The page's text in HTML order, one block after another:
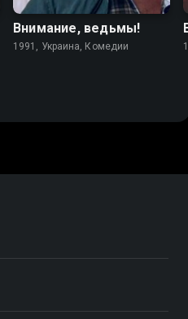
Внимание, ведьмы!
1991, Украина, Комедии